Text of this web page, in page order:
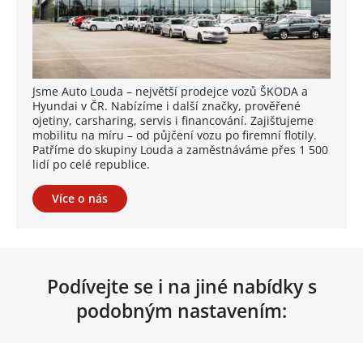
Jsme Auto Louda – největší prodejce vozů ŠKODA a
Hyundai v ČR. Nabízíme i další značky, prověřené
ojetiny, carsharing, servis i financování. Zajišťujeme
mobilitu na míru – od půjčení vozu po firemní flotily.
Patříme do skupiny Louda a zaměstnáváme přes 1 500
lidí po celé republice.
Více o nás
Podívejte se i na jiné nabídky s
podobným nastavením: